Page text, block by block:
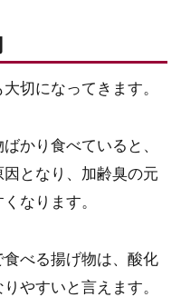
切になってきます。
かり食べていると、
となり、加齢臭の元
なります。
べる揚げ物は、酸化
やすいと言えます。